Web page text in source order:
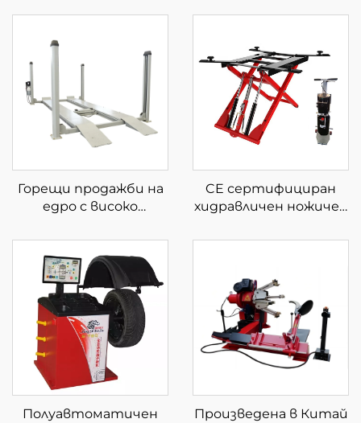
Горещи продажби на
едро с високо
асансьор с четири
стълба за продажба
CE сертифициран
хидравличен ножичен
автомобилен
на ниско ниво
Полуавтоматичен
Произведена в Китай